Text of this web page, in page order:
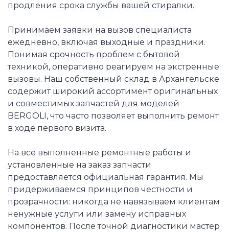
продления срока службы вашей стиралки.
Принимаем заявки на вызов специалиста
ежедневно, включая выходные и праздники.
Понимая срочность проблем с бытовой
техникой, оперативно реагируем на экстренные
вызовы. Наш собственный склад в Архангельске
содержит широкий ассортимент оригинальных
и совместимых запчастей для моделей
BERGOLI, что часто позволяет выполнить ремонт
в ходе первого визита.
На все выполненные ремонтные работы и
установленные на заказ запчасти
предоставляется официальная гарантия. Мы
придерживаемся принципов честности и
прозрачности: никогда не навязываем клиентам
ненужные услуги или замену исправных
компонентов. После точной диагностики мастер